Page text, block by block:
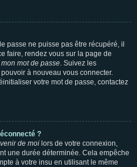
passe ne puisse pas être récupéré, il
faire, rendez vous sur la page de
mon mot de passe. Suivez les
à nouveau vous connecter.
votre mot de passe, contactez
?
de moi lors de votre connexion,
une durée déterminée. Cela empêche
à votre insu en utilisant le même